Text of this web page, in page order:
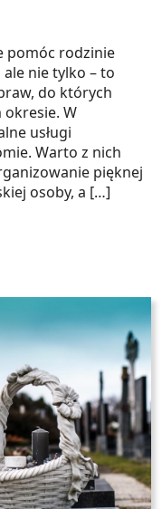
pomóc rodzinie
nie tylko – to
do których
W
usługi
Warto z nich
pięknej
osoby, a […]